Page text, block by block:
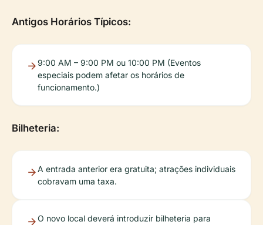
Antigos Horários Típicos:
9:00 AM – 9:00 PM ou 10:00 PM (Eventos
especiais podem afetar os horários de
funcionamento.)
Bilheteria:
A entrada anterior era gratuita; atrações individuais
cobravam uma taxa.
O novo local deverá introduzir bilheteria para